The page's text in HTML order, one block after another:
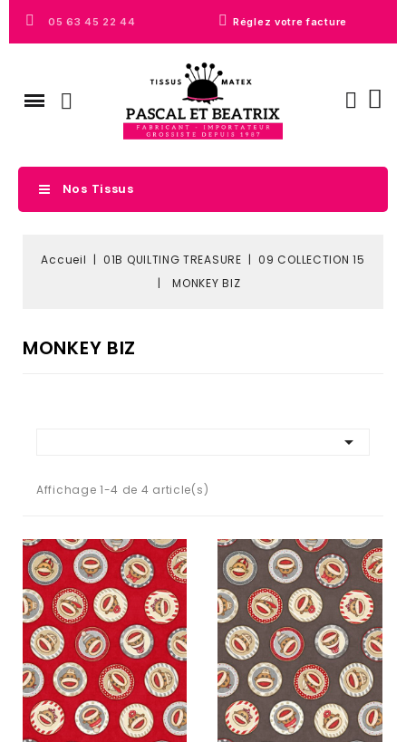
05 63 45 22 44 Réglez votre facture
Nos Tissus
Accueil 01B QUILTING TREASURE
09 COLLECTION 15
MONKEY BIZ
MONKEY BIZ

Affichage 1-4 de 4 article(s)